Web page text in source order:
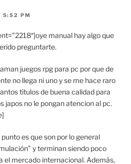
5:52 PM
manual hay algo que
preguntarte.
juegos rpg para pc por que de
no llega ni uno y se me hace raro
titulos de buena calidad para
japos no le pongan atencion al pc.
es que son por lo general
y terminan siendo poco
el mercado internacional. Además,